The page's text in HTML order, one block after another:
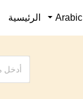
Arabic الرئيسية